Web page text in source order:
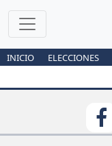
INICIO ELECCIONES